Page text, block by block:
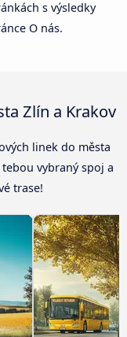
s výsledky
O nás.
Zlín a Krakov
linek do města
vybraný spoj a
trase!